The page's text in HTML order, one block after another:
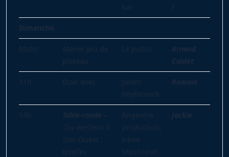
bar
!
Dimanche
Matin
Atelier jeu de
plateau
Le public
Arnaud
Cuidet
11h Duel avec
Julien
Heylbroeck
Romain
14h
Table-ronde –
Du western à
Star Ouest :
quelles
Angevine
production,
Irène
Maubreuil,
Jackie